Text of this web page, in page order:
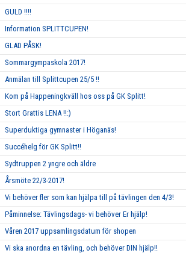
GULD !!!!
Information SPLITTCUPEN!
GLAD PÅSK!
Sommargympaskola 2017!
Anmälan till Splittcupen 25/5 !!
Kom på Happeningkväll hos oss på GK Splitt!
Stort Grattis LENA !!:)
Superduktiga gymnaster i Höganäs!
Succéhelg för GK Splitt!!
Sydtruppen 2 yngre och äldre
Årsmöte 22/3-2017!
Vi behöver fler som kan hjälpa till på tävlingen den 4/3!
Påminnelse: Tävlingsdags- vi behöver Er hjälp!
Våren 2017 uppsamlingsdatum för shopen
Vi ska anordna en tävling, och behöver DIN hjälp!!